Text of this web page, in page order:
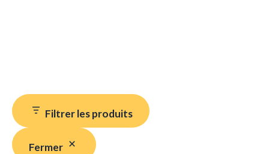
Filtrer les produits
Fermer